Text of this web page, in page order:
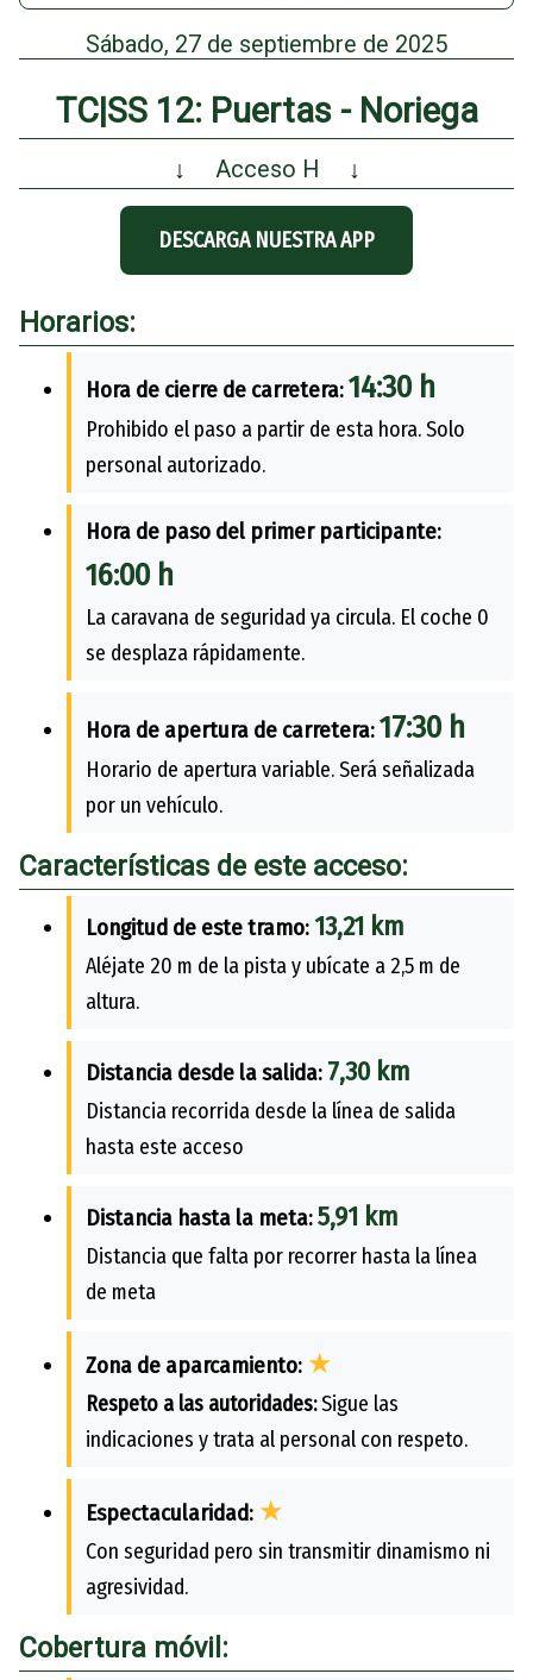
Sábado, 27 de septiembre de 2025
TC|SS 12: Puertas - Noriega
↓ Acceso H ↓
DESCARGA NUESTRA APP
Horarios:
Hora de cierre de carretera:14:30 h
Prohibido el paso a partir de esta hora. Solo
personal autorizado.
Hora de paso del primer participante:
16:00 h
La caravana de seguridad ya circula. El coche 0
se desplaza rápidamente.
Hora de apertura de carretera:17:30 h
Horario de apertura variable. Será señalizada
por un vehículo.
Características de este acceso:
Longitud de este tramo: 13,21 km
Aléjate 20 m de la pista y ubícate a 2,5 m de
altura.
Distancia desde la salida: 7,30 km
Distancia recorrida desde la línea de salida
hasta este acceso
Distancia hasta la meta:5,91 km
Distancia que falta por recorrer hasta la línea
de meta
Zona de aparcamiento: ★
Respeto a las autoridades:Sigue las
indicaciones y trata al personal con respeto.
Espectacularidad: ★
Con seguridad pero sin transmitir dinamismo ni
agresividad.
Cobertura móvil: